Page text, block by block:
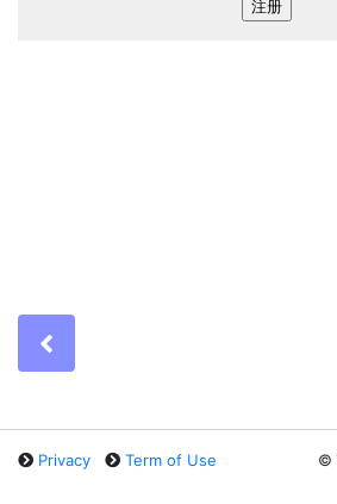
Privacy Term of Use ©